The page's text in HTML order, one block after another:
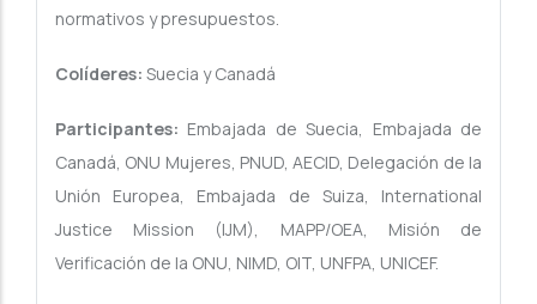
normativos y presupuestos.
Colíderes: Suecia y Canadá
Participantes: Embajada de Suecia, Embajada de
Canadá, ONU Mujeres, PNUD, AECID, Delegación de la
Unión Europea, Embajada de Suiza, International
Justice Mission (IJM), MAPP/OEA, Misión de
Verificación de la ONU, NIMD, OIT, UNFPA, UNICEF.